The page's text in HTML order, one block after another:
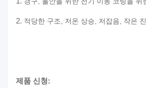
2. 적당한 구조, 저온 상승, 저잡음, 작은 진
제품 신청: